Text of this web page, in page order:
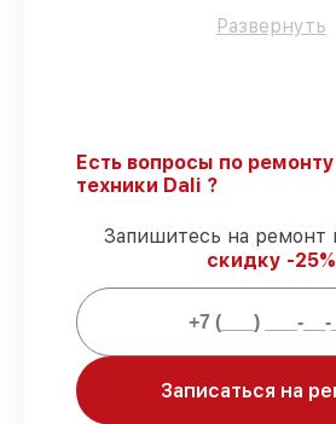
подтверждает уровень их
Гарантийное
работы и запчасти
гарантийной
Мы гарантируем:
ремонтов
клиента
комплектующих Dali
Развернуть
Есть вопросы по ремонту
техники Dali ?
Запишитесь на ремонт
скидку -25%
Записаться на